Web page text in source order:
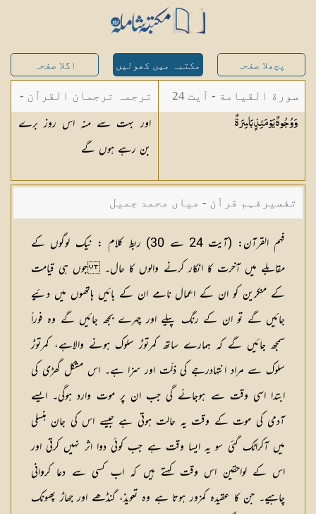
پچھلا صفحہ مکتبہ میں کھولیں اگلا صفحہ
سورة القيامة - آیت 24
وَوُجُوهٌ يَوْمَئِذٍبَاسِرَةٌ
ترجمہ ترجمان القرآن -
مولانا ابوالکلام آزاد
اور بہت سے منہ اس روز برے
بن رہے ہوں گے
تفسیرفہم قرآن - میاں محمد جمیل
فہم القرآن: (آیت 24 سے 30) ربط کلام : نیک لوگوں کے
مقابلے میں آخرت کا انکار کرنے والوں کا حال۔ جوں ہی قیامت
کے منکرین کو ان کے اعمال نامے ان کے بائیں ہاتھوں میں دئیے
جائیں گے تو ان کے رنگ پیلے اور چہرے بجھ جائیں گے وہ فوراً
سمجھ جائیں گے کہ ہمارے ساتھ کمرتوڑ سلوک ہونے والاہے، کمرتوڑ
سلوک سے مراد انتہادرجے کی ذلّت اور سزا ہے۔ اس مشکل گھڑی کی
ابتدا اسی وقت سے ہوجائے گی جب ان پر موت وارد ہوگی۔ ایسے
آدمی کی موت کے وقت یہ حالت ہوتی ہے جیسے اس کی جان ہنسلی
میں آکراٹک گئی سو یہ ایسا وقت ہے جب کوئی دوا اثر نہیں کرتی اور
اس کے لواحقین اس وقت کہتے ہیں کہ اب کسی سے دعا کروانی
چاہیے۔ جن کا عقیدہ کمزور ہوتا ہے وہ تعویذ، گنڈھے اور جھاڑ پھونک